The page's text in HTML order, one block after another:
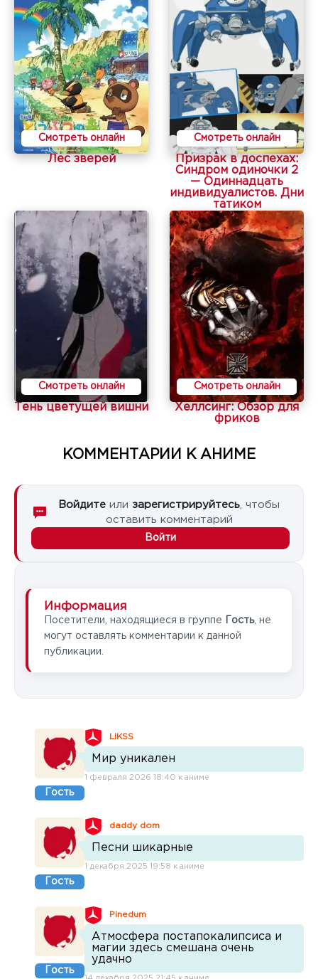
Смотреть онлайн
Лес зверей
Смотреть онлайн
Призрак в доспехах:
Синдром одиночки 2
— Одиннадцать
индивидуалистов. Дни
татиком
Смотреть онлайн
Тень цветущей вишни
Смотреть онлайн
Хеллсинг: Обзор для
фриков
КОММЕНТАРИИ К АНИМЕ
Войдите или зарегистрируйтесь , чтобы
оставить комментарий
Войти
Информация
Посетители, находящиеся в группе Гость, не
могут оставлять комментарии к данной
публикации.
Гость
LIKSS
Мир уникален
1 февраля 2026 18:40 к аниме
Гость
daddy dom
Песни шикарные
1 декабря 2025 19:58 к аниме
Гость
Pinedum
Атмосфера постапокалипсиса и
магии здесь смешана очень
удачно